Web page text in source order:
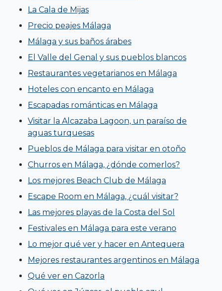
La Cala de Mijas
Precio peajes Málaga
Málaga y sus baños árabes
El Valle del Genal y sus pueblos blancos
Restaurantes vegetarianos en Málaga
Hoteles con encanto en Málaga
Escapadas románticas en Málaga
Visitar la Alcazaba Lagoon, un paraíso de
aguas turquesas
Pueblos de Málaga para visitar en otoño
Churros en Málaga, ¿dónde comerlos?
Los mejores Beach Club de Málaga
Escape Room en Málaga, ¿cuál visitar?
Las mejores playas de la Costa del Sol
Festivales en Málaga para este verano
Lo mejor qué ver y hacer en Antequera
Mejores restaurantes argentinos en Málaga
Qué ver en Cazorla